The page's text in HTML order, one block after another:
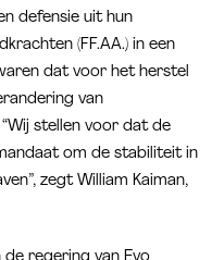
defensie uit hun
(FF.AA.) in een
dat voor het herstel
van
stellen voor dat de
om de stabiliteit in
zegt William Kaiman,